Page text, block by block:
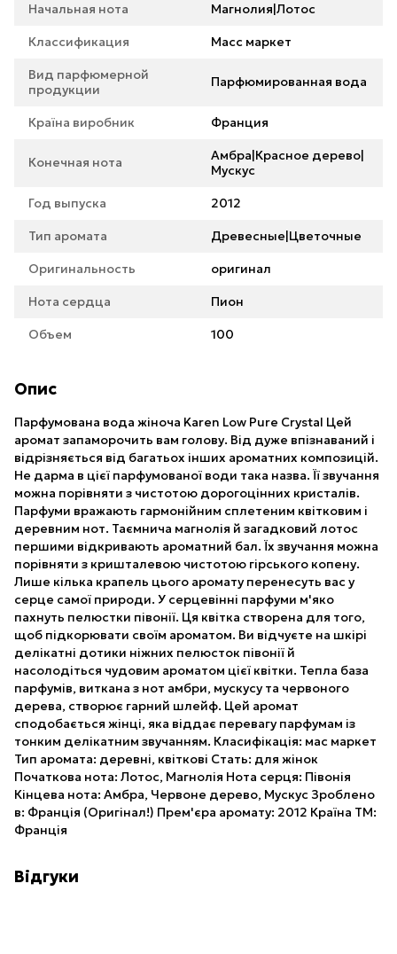
Начальная нота Магнолия|Лотос
Классификация Масс маркет
Вид парфюмерной
продукции
Парфюмированная вода
Країна виробник Франция
Конечная нота
Амбра|Красное дерево|
Мускус
Год выпуска 2012
Тип аромата Древесные|Цветочные
Оригинальность оригинал
Нота сердца Пион
Объем 100
Опис
Парфумована вода жіноча Karen Low Pure Crystal Цей
аромат запаморочить вам голову. Від дуже впізнаваний і
відрізняється від багатьох інших ароматних композицій.
Не дарма в цієї парфумованої води така назва. Її звучання
можна порівняти з чистотою дорогоцінних кристалів.
Парфуми вражають гармонійним сплетеним квітковим і
деревним нот. Таємнича магнолія й загадковий лотос
першими відкривають ароматний бал. Їх звучання можна
порівняти з кришталевою чистотою гірського копену.
Лише кілька крапель цього аромату перенесуть вас у
серце самої природи. У серцевінні парфуми м'яко
пахнуть пелюстки півонії. Ця квітка створена для того,
щоб підкорювати своїм ароматом. Ви відчуєте на шкірі
делікатні дотики ніжних пелюсток півонії й
насолодіться чудовим ароматом цієї квітки. Тепла база
парфумів, виткана з нот амбри, мускусу та червоного
дерева, створює гарний шлейф. Цей аромат
сподобається жінці, яка віддає перевагу парфумам із
тонким делікатним звучанням. Класифікація: мас маркет
Тип аромата: деревні, квіткові Стать: для жінок
Початкова нота: Лотос, Магнолія Нота серця: Півонія
Кінцева нота: Амбра, Червоне дерево, Мускус Зроблено
в: Франція (Оригінал!) Прем'єра аромату: 2012 Країна ТМ:
Франція
Відгуки